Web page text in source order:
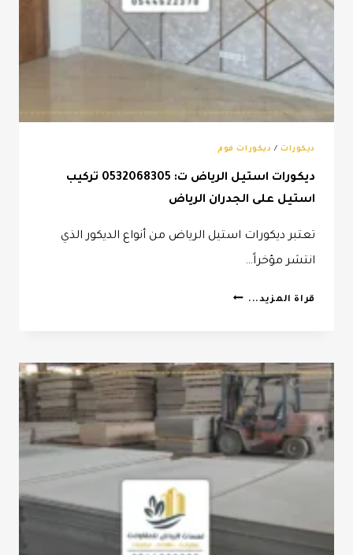
ديكورات/ ديكورات فوم
ديكورات استيل الرياض ت: 0532068305 تركيب
استيل على الجدران الرياض
تعتبر ديكورات استيل الرياض من أنواع الديكور الذي
انتشر مؤخراً…
قراة المزيد... ديكورات
0532068305
تركيب
استيل
على
الجدران